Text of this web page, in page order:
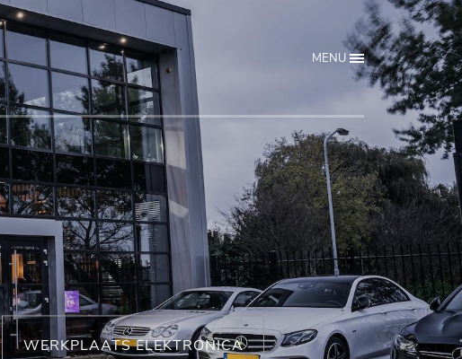
MENU
WERKPLAATS ELEKTRONICA